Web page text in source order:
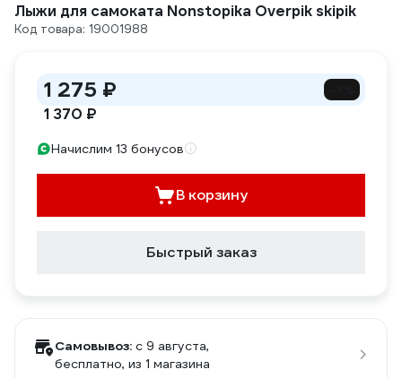
Лыжи для самоката Nonstopika Overpik skipik
Код товара: 19001988
1 275 ₽
1 370 ₽
Начислим 13 бонусов
В корзину
Быстрый заказ
Самовывоз: c 9 августа,
бесплатно, из 1 магазина